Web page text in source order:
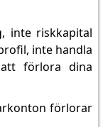
inte riskkapital
inte handla
förlora dina
förlorar